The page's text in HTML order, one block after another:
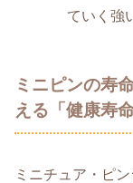
ていく強
ミニピンの寿
える「健康寿命
ミニチュア・ピ